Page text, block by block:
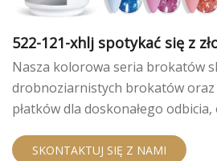
522-121-xhlj spotykać się z
Nasza kolorowa seria brokatów
drobnoziarnistych brokatów oraz
płatków dla doskonałego
używane samodzielnie lub do
SKONTAKTUJ SIĘ Z NAMI